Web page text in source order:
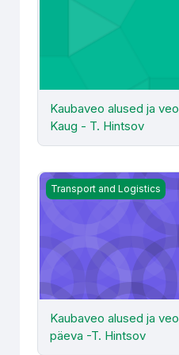
Kaubaveo alused ja
Kaug - T. Hintsov
Kaubaveo alused ja
Transport and Logistics
Kaubaveo alused ja
päeva -T. Hintsov